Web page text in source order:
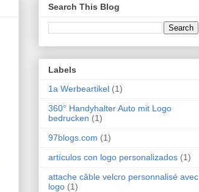
Search This Blog
Labels
1a Werbeartikel (1)
360° Handyhalter Auto mit Logo
bedrucken (1)
97blogs.com (1)
artículos con logo personalizados (1)
attache câble velcro personnalisé avec
logo (1)